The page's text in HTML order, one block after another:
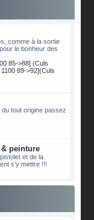
comme à la sortie
le bonheur des
85->88] (Culs
89->92](Culs
tout origine passez
peinture
et de la
s'y mettre !!!